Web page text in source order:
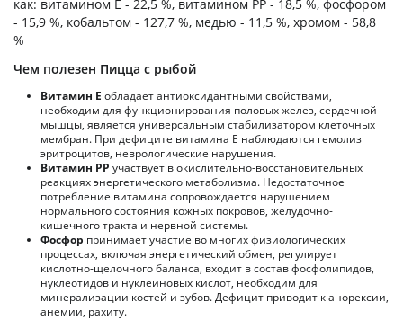
как: витамином E - 22,5 %, витамином PP - 18,5 %, фосфором
- 15,9 %, кобальтом - 127,7 %, медью - 11,5 %, хромом - 58,8
%
Чем полезен Пицца с рыбой
Витамин Е обладает антиоксидантными свойствами,
необходим для функционирования половых желез, сердечной
мышцы, является универсальным стабилизатором клеточных
мембран. При дефиците витамина Е наблюдаются гемолиз
эритроцитов, неврологические нарушения.
Витамин РР участвует в окислительно-восстановительных
реакциях энергетического метаболизма. Недостаточное
потребление витамина сопровождается нарушением
нормального состояния кожных покровов, желудочно-
кишечного тракта и нервной системы.
Фосфор принимает участие во многих физиологических
процессах, включая энергетический обмен, регулирует
кислотно-щелочного баланса, входит в состав фосфолипидов,
нуклеотидов и нуклеиновых кислот, необходим для
минерализации костей и зубов. Дефицит приводит к анорексии,
анемии, рахиту.